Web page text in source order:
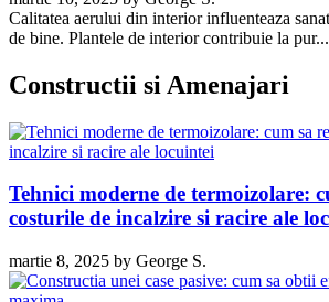
Calitatea aerului din interior influenteaza
de bine. Plantele de interior contribuie la pur...
Constructii si Amenajari
Tehnici moderne de termoizolare:
costurile de incalzire si racire ale
martie 8, 2025 by George S.